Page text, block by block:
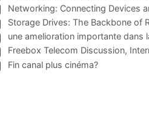
Networking: Connecting Devices
Information
Storage Drives: The Backbone of
Management
une amelioration importante dans
WIFI
Freebox Telecom Discussion,
Communi
Fin canal plus cinéma?